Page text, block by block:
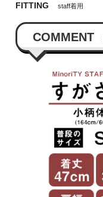
FITTING staff着用
COMMENT